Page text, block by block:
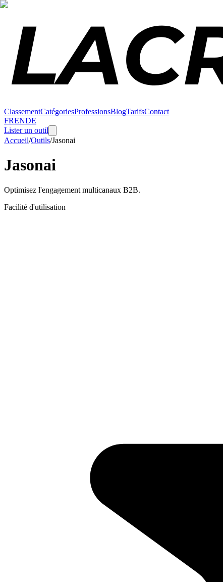
ClassementCatégoriesProfessionsBlogTarifsContact
FRENDE
Lister un outil
Accueil/Outils/Jasonai
Jasonai
Optimisez l'engagement multicanaux B2B.
Facilité d'utilisation